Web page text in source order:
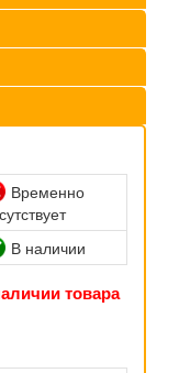
Временно
В наличии
товара